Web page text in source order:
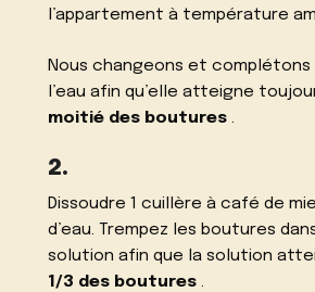
l’appartement à température
Nous changeons et
l’eau afin qu’elle atteigne
moitié des boutures .
2.
Dissoudre 1 cuillère à café de
d’eau. Trempez les boutures
solution afin que la solution
1/3 des boutures .